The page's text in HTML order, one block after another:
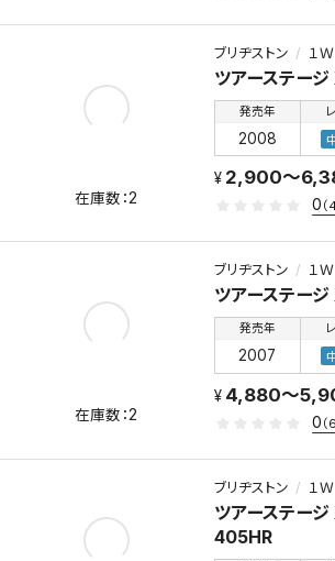
ブリヂストン １Ｗ
ツアーステー
発売年
2008
2
2,900～
0 （
ブリヂストン １Ｗ
ツアーステー
発売年
2007
2
4,880～
0 （
ブリヂストン １Ｗ
ツアーステー
405HR